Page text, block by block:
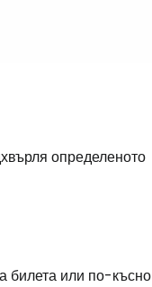
определеното
билета или по-късно